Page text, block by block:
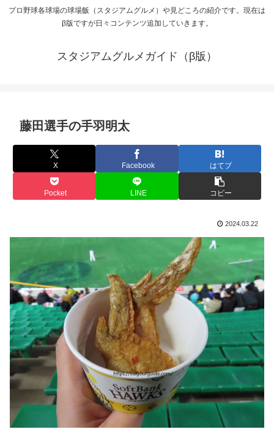
プロ野球各球場の球場飯（スタジアムグルメ）や見どころの紹介です。現在は
β版ですが日々コンテンツ追加していきます。
スタジアムグルメガイド（β版）
藤田選手の手羽明太
X Facebook はてブ
Pocket LINE コピー
2024.03.22